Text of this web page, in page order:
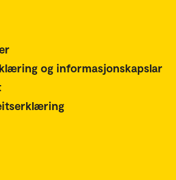
og informasjonskapslar